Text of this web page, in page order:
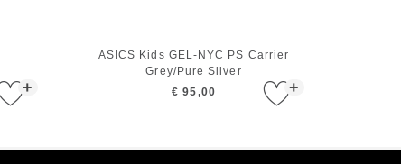
+ +
ASICS Kids GEL-NYC PS Carrier
Grey/Pure Silver
€ 95,00